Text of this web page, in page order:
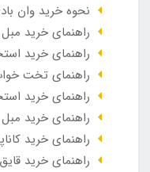
نحوه خرید وان
راهنمای خرید
راهنمای خرید
راهنمای تخت
راهنمای خرید
راهنمای خرید
راهنمای خرید
راهنمای خرید